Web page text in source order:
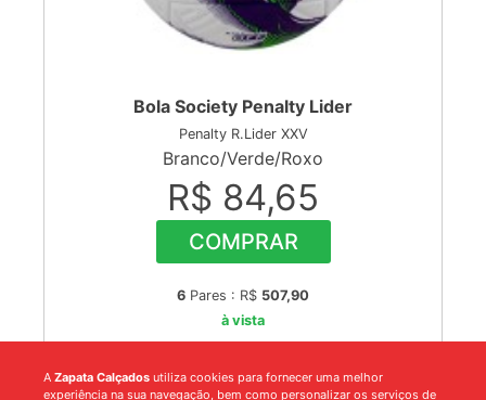
Bola Society Penalty Lider
Penalty R.Lider XXV
Branco/Verde/Roxo
R$ 84,65
COMPRAR
6 Pares : R$ 507,90
à vista
A Zapata Calçados utiliza cookies para fornecer uma melhor
experiência na sua navegação, bem como personalizar os serviços de